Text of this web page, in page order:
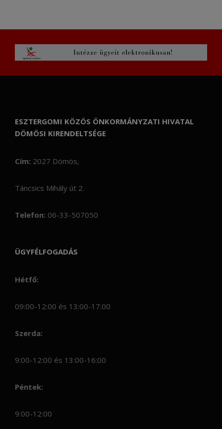
ESZTERGOMI KÖZÖS ÖNKORMÁNYZATI HIVATAL
DÖMÖSI KIRENDELTSÉGE
Cím: 2027 Dömös,
Táncsics Mihály út 2.
Telefon: 06-33-507050
ÜGYFÉLFOGADÁS
Hétfő:
09:00-12:00 és 13:00-17:00
Szerda:
9:00-12:00 és 13:00-16:00
Péntek:
9:00-12:00